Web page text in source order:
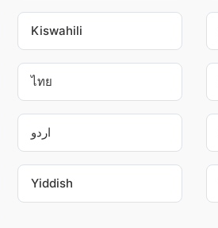
Kiswahili
ไทย
اردو
Yiddish